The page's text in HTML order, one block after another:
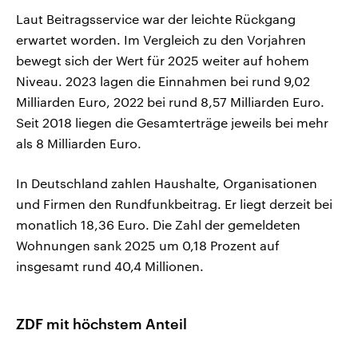
Laut Beitragsservice war der leichte Rückgang
erwartet worden. Im Vergleich zu den Vorjahren
bewegt sich der Wert für 2025 weiter auf hohem
Niveau. 2023 lagen die Einnahmen bei rund 9,02
Milliarden Euro, 2022 bei rund 8,57 Milliarden Euro.
Seit 2018 liegen die Gesamterträge jeweils bei mehr
als 8 Milliarden Euro.
In Deutschland zahlen Haushalte, Organisationen
und Firmen den Rundfunkbeitrag. Er liegt derzeit bei
monatlich 18,36 Euro. Die Zahl der gemeldeten
Wohnungen sank 2025 um 0,18 Prozent auf
insgesamt rund 40,4 Millionen.
ZDF mit höchstem Anteil